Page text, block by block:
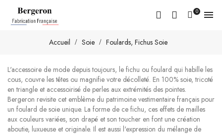
0 
Accueil Soie Foulards, Fichus Soie
L'accessoire de mode depuis toujours, le fichu ou foulard qui habille les
cous, couvre les têtes ou magnifie votre décolleté. En 100% soie, tricoté
en triangle et accessoirisé de perles aux extrémités des pointes.
Bergeron revisite cet emblème du patrimoine vestimentaire français pour
un foulard de soie unique. La forme de ce fichu, ces effets de mailles
aux couleurs variées, son drapé et son toucher en font une création
aboutie, luxueuse et originale. Il est aussi l'expression du mélange de